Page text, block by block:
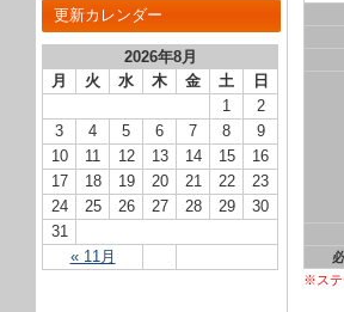
更新カレンダー
2026年8月
月
火 水 木 金 土 日
« 11月
1
2
3
4 5 6 7 8
9
10
11 12 13 14 15
16
17
18 19 20 21 22
23
24
25 26 27 28 29
30
31
※ステ